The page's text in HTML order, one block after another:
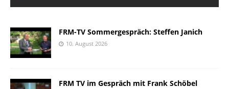
FRM-TV Sommergespräch: Steffen Janich
10. August 2026
FRM TV im Gespräch mit Frank Schöbel